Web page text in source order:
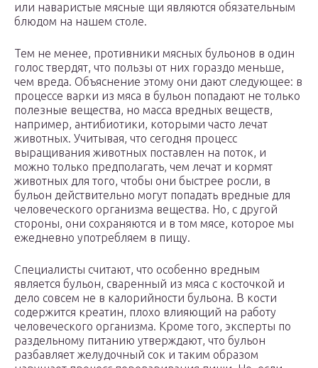
или наваристые мясные щи являются обязательным
блюдом на нашем столе.
Тем не менее, противники мясных бульонов в один
голос твердят, что пользы от них гораздо меньше,
чем вреда. Объяснение этому они дают следующее: в
процессе варки из мяса в бульон попадают не только
полезные вещества, но масса вредных веществ,
например, антибиотики, которыми часто лечат
животных. Учитывая, что сегодня процесс
выращивания животных поставлен на поток, и
можно только предполагать, чем лечат и кормят
животных для того, чтобы они быстрее росли, в
бульон действительно могут попадать вредные для
человеческого организма вещества. Но, с другой
стороны, они сохраняются и в том мясе, которое мы
ежедневно употребляем в пищу.
Специалисты считают, что особенно вредным
является бульон, сваренный из мяса с косточкой и
дело совсем не в калорийности бульона. В кости
содержится креатин, плохо влияющий на работу
человеческого организма. Кроме того, эксперты по
раздельному питанию утверждают, что бульон
разбавляет желудочный сок и таким образом